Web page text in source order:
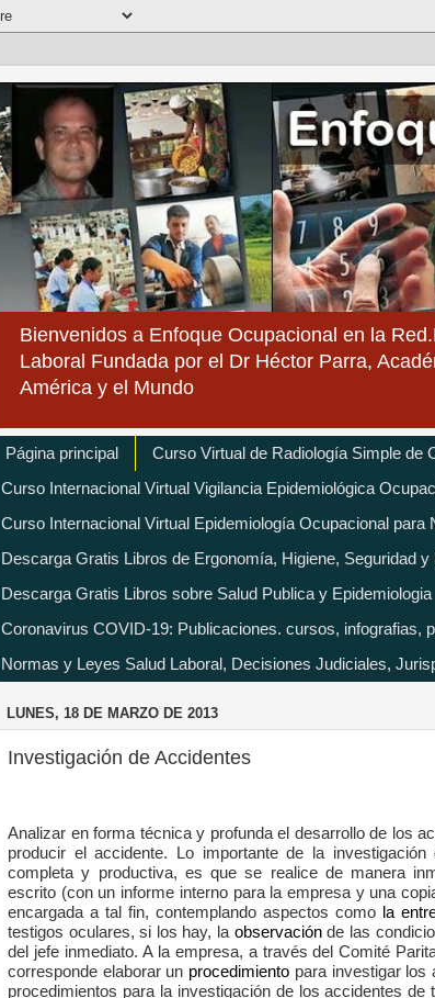
Bienvenidos a Enfoque Ocupacional en la
Laboral Fundada por el Dr Héctor Parra,
América y el Mundo
Página principal
Curso Virtual de Radiología Simple de
Curso Internacional Virtual Vigilancia Epidemiológica
Curso Internacional Virtual Epidemiología Ocupacional
Descarga Gratis Libros de Ergonomía, Higiene, Seguridad
Descarga Gratis Libros sobre Salud Publica y Epidemiologia
Coronavirus COVID-19: Publicaciones. cursos, infografias,
Normas y Leyes Salud Laboral, Decisiones Judiciales,
LUNES, 18 DE MARZO DE 2013
Investigación de Accidentes
Analizar en forma técnica y profunda el desarrollo de los
producir el accidente. Lo importante de la
completa y productiva, es que se realice de manera
escrito (con un informe interno para la empresa y una
encargada a tal fin, contemplando aspectos como la
testigos oculares, si los hay, la observaciónde las
del jefe inmediato. A la empresa, a través del Comité
corresponde elaborar un procedimiento para investigar los
procedimientos para la investigación de los accidentes de